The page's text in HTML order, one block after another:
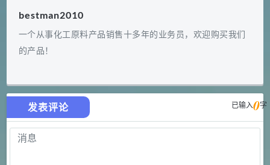
bestman2010
一个从事化工原料产品销售十多年的业务员，欢迎购买我们
的产品！
发表评论 已输入0字